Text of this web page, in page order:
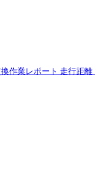
業レポート 走行距離